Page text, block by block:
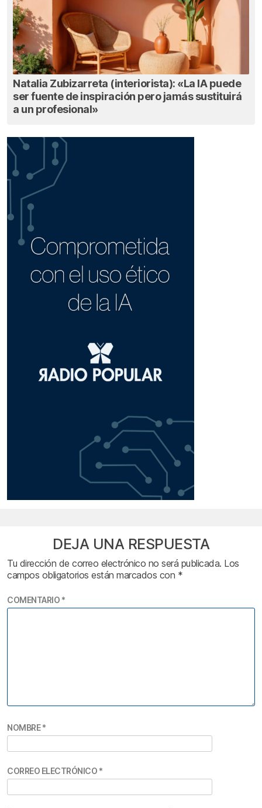
Natalia Zubizarreta (interiorista): «La IA puede
ser fuente de inspiración pero jamás sustituirá
a un profesional»
DEJA UNA RESPUESTA
Tu dirección de correo electrónico no será publicada. Los
campos obligatorios están marcados con *
COMENTARIO *
NOMBRE*
CORREO ELECTRÓNICO *